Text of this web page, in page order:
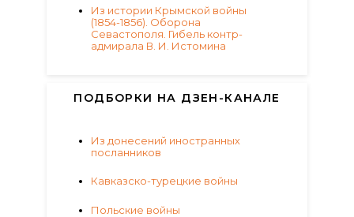
Из истории Крымской войны
(1854-1856). Оборона
Севастополя. Гибель контр-
адмирала В. И. Истомина
ПОДБОРКИ НА ДЗЕН-КАНАЛЕ
Из донесений иностранных
посланников
Кавказско-турецкие войны
Польские войны